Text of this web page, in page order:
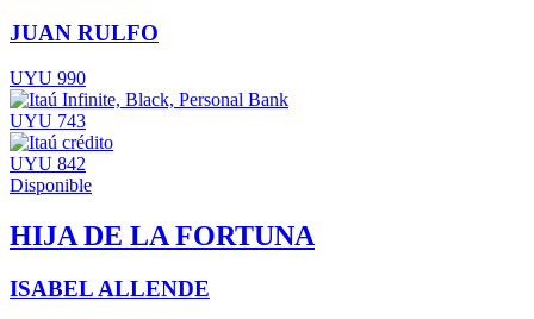
JUAN RULFO
UYU 990
UYU 743
UYU 842
Disponible
HIJA DE LA FORTUNA
ISABEL ALLENDE